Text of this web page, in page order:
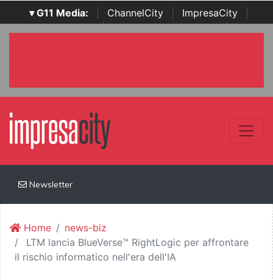
▾ G11 Media: ChannelCity ImpresaCity
SecurityOpenLab | Italian Channel Awards | Italian
Newsletter
Home
news-biz
LTM lancia BlueVerse™ RightLogic per affrontare
il rischio informatico nell'era dell'IA